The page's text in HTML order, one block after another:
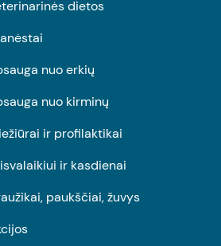
dietos
nuo erkių
nuo kirminų
ir profilaktikai
ir kasdienai
paukščiai, žuvys